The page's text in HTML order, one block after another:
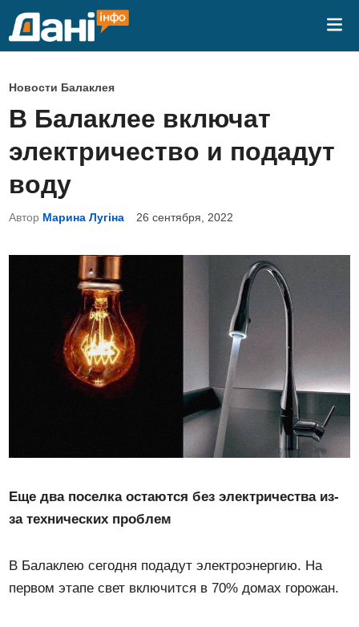
О
п
у
б
л
и
к
Новости Балаклея
В Балаклее включат
электричество и подадут
воду
Автор Марина Лугіна 26 сентября, 2022
Еще два поселка остаются без электричества из-
за технических проблем
В Балаклею сегодня подадут электроэнергию. На
первом этапе свет включится в 70% домах горожан.